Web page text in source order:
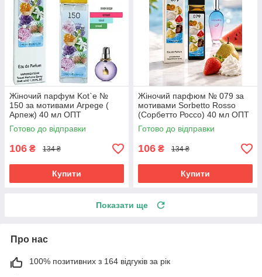
Жіночий парфум Kot`e №
150 за мотивами Arpege (
Арпеж) 40 мл ОПТ
Готово до відправки
106 ₴ 134 ₴
Купити
Жіночий парфюм № 079 за
мотивами Sorbetto Rosso
(Сорбетто Россо) 40 мл ОПТ
Готово до відправки
106 ₴ 134 ₴
Купити
Показати ще
Про нас
100% позитивних з 164 відгуків за рік